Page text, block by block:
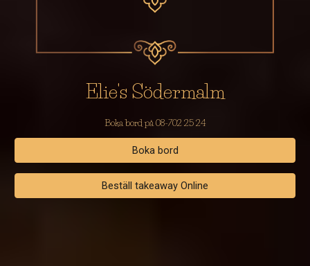
Elie's Södermalm
Boka bord på 08-702 25 24
Boka bord
Beställ takeaway Online